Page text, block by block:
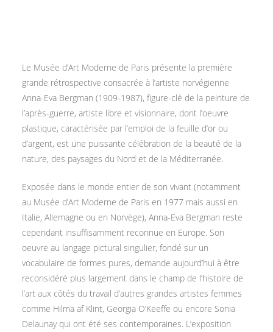
Le Musée d’Art Moderne de Paris présente la première
grande rétrospective consacrée à l’artiste norvégienne
Anna-Eva Bergman (1909-1987), figure-clé de la peinture de
l’après-guerre, artiste libre et visionnaire, dont l’oeuvre
plastique, caractérisée par l’emploi de la feuille d’or ou
d’argent, est une puissante célébration de la beauté de la
nature, des paysages du Nord et de la Méditerranée.
Exposée dans le monde entier de son vivant (notamment
au Musée d’Art Moderne de Paris en 1977 mais aussi en
Italie, Allemagne ou en Norvège), Anna-Eva Bergman reste
cependant insuffisamment reconnue en Europe. Son
oeuvre au langage pictural singulier, fondé sur un
vocabulaire de formes pures, demande aujourd’hui à être
reconsidéré plus largement dans le champ de l’histoire de
l’art aux côtés du travail d’autres grandes artistes femmes
comme Hilma af Klint, Georgia O’Keeffe ou encore Sonia
Delaunay qui ont été ses contemporaines. L’exposition